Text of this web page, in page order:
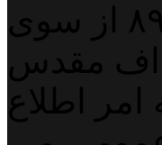
پایگاه خبری خبربین آنلاین به شماره ثبت ۸۹۱۵۵ از سوی
مقدس
اطلاع